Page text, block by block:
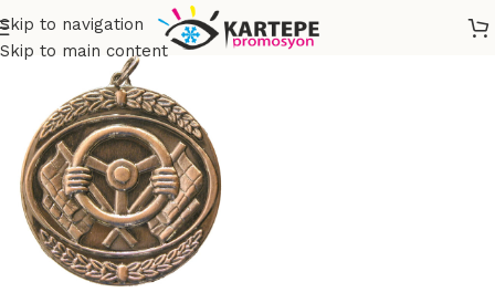
Skip to navigation
Skip to main content